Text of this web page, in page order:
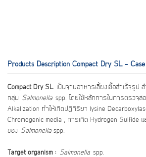
Products Description Compact Dry SL -
Compact Dry SL เป็นจานอาหารเลี้ยงเชื้อสำเร็จรูป
กลุ่ม Salmonella spp. โดยใช้หลักการในการตรวจส
Alkalization ทำให้เกิดปฏิกิริยา lysine
Chromogenic media , การเกิด Hydrogen Sulfide แ
ของ Salmonella spp.
Target organism : Salmonella spp.